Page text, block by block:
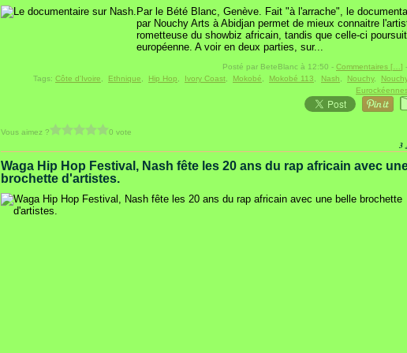
Par le Bété Blanc, Genève. Fait "à l'arrache", le
par Nouchy Arts à Abidjan permet de mieux connaitre
rometteuse du showbiz africain, tandis que celle-ci
européenne. A voir en deux parties, sur...
Posté par BeteBlanc à 12:50 - Commentaires [ ]
Tags: Côte d'Ivoire Ethnique Hip Hop Ivory Coast Mokobé Mokobé 113 Nash Nouchy,
Vous aimez ? 0 vote
3
Waga Hip Hop Festival, Nash fête les 20 ans du rap africain avec
brochette d'artistes.